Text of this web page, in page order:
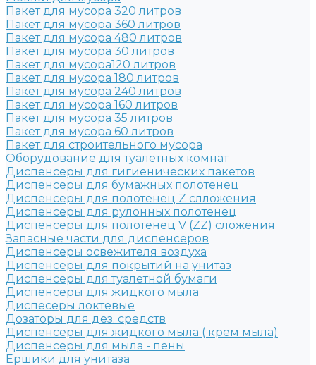
Пакет для мусора 320 литров
Пакет для мусора 360 литров
Пакет для мусора 480 литров
Пакет для мусора 30 литров
Пакет для мусора120 литров
Пакет для мусора 180 литров
Пакет для мусора 240 литров
Пакет для мусора 160 литров
Пакет для мусора 35 литров
Пакет для мусора 60 литров
Пакет для строительного мусора
Оборудование для туалетных комнат
Диспенсеры для гигиенических пакетов
Диспенсеры для бумажных полотенец
Диспенсеры для полотенец Z слложения
Диспенсеры для рулонных полотенец
Диспенсеры для полотенец V (ZZ) сложения
Запасные части для диспенсеров
Диспенсеры освежителя воздуха
Диспенсеры для покрытий на унитаз
Диспенсеры для туалетной бумаги
Диспенсеры для жидкого мыла
Диспесеры локтевые
Дозаторы для дез. средств
Диспенсеры для жидкого мыла ( крем мыла)
Диспенсеры для мыла - пены
Ершики для унитаза